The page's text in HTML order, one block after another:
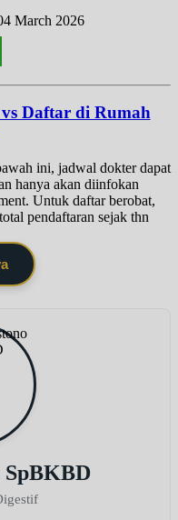
March 2026
Daftar di Rumah
ini, jadwal dokter dapat
hanya akan diinfokan
Untuk daftar berobat,
pendaftaran sejak thn
SpBKBD